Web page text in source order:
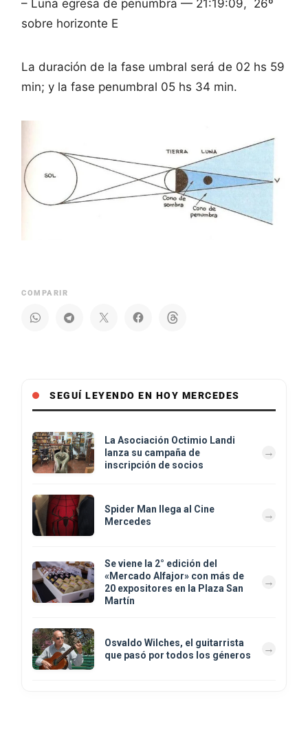
– Luna egresa de penumbra — 21:19:09, 26º
sobre horizonte E
La duración de la fase umbral será de 02 hs 59
min; y la fase penumbral 05 hs 34 min.
COMPARIR
SEGUÍ LEYENDO EN HOY MERCEDES
La Asociación Octimio Landi
lanza su campaña de
inscripción de socios
Spider Man llega al Cine
Mercedes
Se viene la 2° edición del
«Mercado Alfajor» con más de
20 expositores en la Plaza San
Martín
Osvaldo Wilches, el guitarrista
que pasó por todos los géneros